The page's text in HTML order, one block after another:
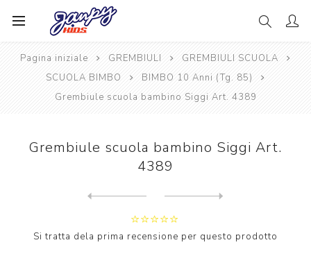
Pagina iniziale GREMBIULI
GREMBIULI SCUOLA
SCUOLA BIMBO
BIMBO 10 Anni (Tg. 85)
Grembiule scuola bambino Siggi Art. 4389
Grembiule scuola bambino Siggi Art.
4389
Si tratta dela prima recensione per questo prodotto